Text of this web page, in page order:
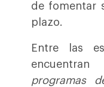
de fomentar
plazo.
Entre las
encuentran
programas